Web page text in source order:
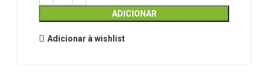
ADICIONAR
Adicionar à wishlist